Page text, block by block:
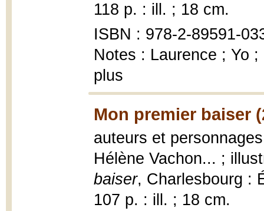
118 p. : ill. ; 18 cm.
ISBN : 978-2-89591-
Notes : Laurence ; Yo
plus
Mon premier baiser
auteurs et
Hélène Vachon... ;
baiser, Charlesbourg :
107 p. : ill. ; 18 cm.